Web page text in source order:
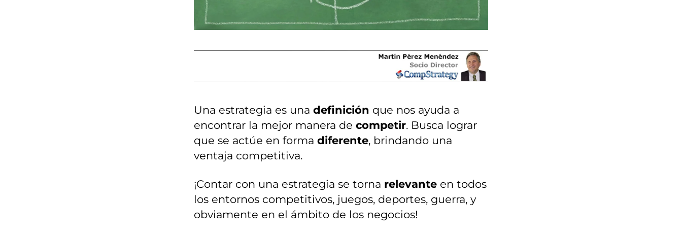
Una estrategia es una definición que nos ayuda a
encontrar la mejor manera de competir. Busca lograr
que se actúe en forma diferente, brindando una
ventaja competitiva.
¡Contar con una estrategia se torna relevante en todos
los entornos competitivos, juegos, deportes, guerra, y
obviamente en el ámbito de los negocios!